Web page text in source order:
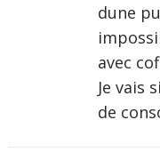
dune
avec
Je vais
de